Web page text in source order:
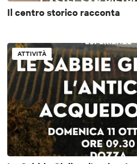
Il centro storico racconta
ATTIVITÀ